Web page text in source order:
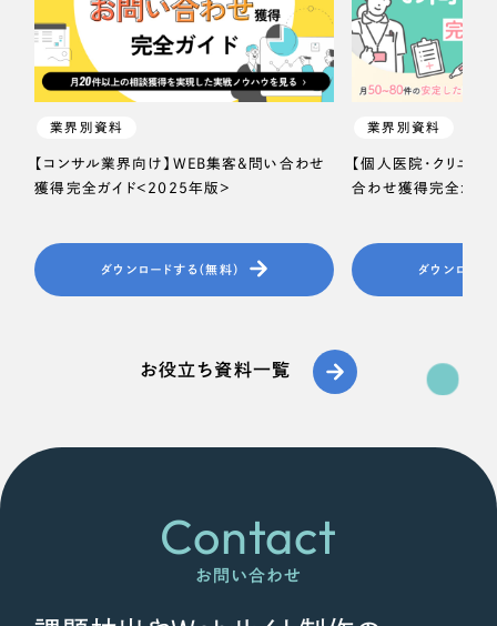
業界別資料
【コンサル業界向け】WEB集客＆問い合わせ
獲得完全ガイド＜2025年版＞
ダウンロードする（無料）
業界別資料
【個人医院・クリニッ
合わせ獲得完全ガイ
ダウンロード
お役立ち資料一覧
Contact
お問い合わせ